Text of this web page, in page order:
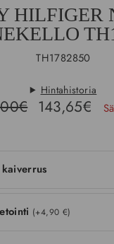
HILFIGER
TH1782850
Hintahistoria
Ale-
143,65€
(+4,90 €)